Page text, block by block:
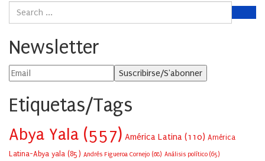
Newsletter
Etiquetas/Tags
Abya Yala (557) América Latina (110) América
Latina-Abya yala (85) Andrés Figueroa Cornejo (68) Análisis político (65)